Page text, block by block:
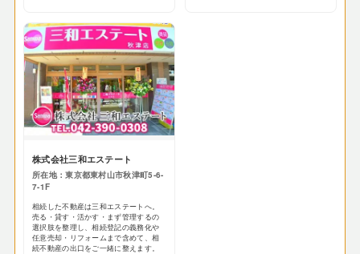
株式会社三和エステート
所在地：東京都東村山市秋津町5-6-
7-1F
相続した不動産は三和エステートへ。
売る・貸す・活かす・まず管理するの
選択肢を整理し、相続登記の義務化や
任意売却・リフォームまで含めて、相
続不動産の出口をご一緒に整えます。